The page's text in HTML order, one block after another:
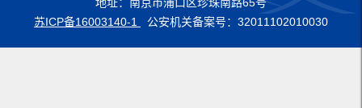
苏ICP备16003140-1
公安机关备案号：32011102010030